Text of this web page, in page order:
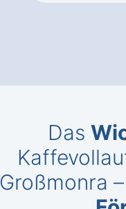
Das
Großmonra